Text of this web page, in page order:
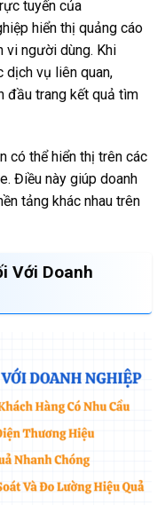
tuyến của
hiển thị quảng cáo
vi người dùng. Khi
dịch vụ liên quan,
đầu trang kết quả tìm
có thể hiển thị trên các
. Điều này giúp doanh
tảng khác nhau trên
Với Doanh